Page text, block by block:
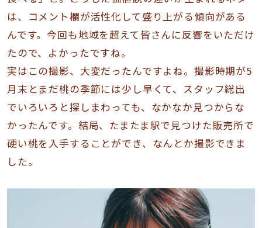
は、コメント欄が活性化して盛り上がる傾向がある
んです。今回も地域を超えて皆さんに反響をいただけ
たので、よかったですね。
実はこの撮影、大変だったんですよね。撮影時期が5
月末とまだ桃の季節には少し早くて、スタッフ総出
でいろいろと探しまわっても、なかなか見つからな
かったんです。結局、たまたま駅で見つけた販売所で
硬い桃を入手することができ、なんとか撮影できま
した。